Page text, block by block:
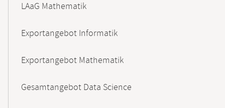
LAaG Mathematik
Exportangebot Informatik
Exportangebot Mathematik
Gesamtangebot Data Science